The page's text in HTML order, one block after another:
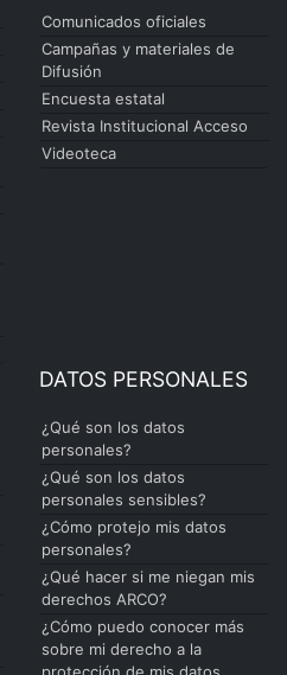
Comunicados oficiales
Campañas y materiales de
Difusión
Encuesta estatal
Revista Institucional Acceso
Videoteca
DATOS PERSONALES
¿Qué son los datos
personales?
¿Qué son los datos
personales sensibles?
¿Cómo protejo mis datos
personales?
¿Qué hacer si me niegan mis
derechos ARCO?
¿Cómo puedo conocer más
sobre mi derecho a la